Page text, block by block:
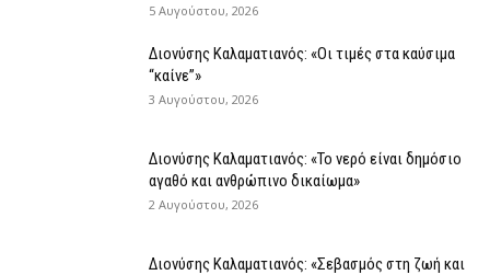
5 Αυγούστου, 2026
Διονύσης Καλαματιανός: «Οι τιμές στα καύσιμα
“καίνε”»
3 Αυγούστου, 2026
Διονύσης Καλαματιανός: «Το νερό είναι δημόσιο
αγαθό και ανθρώπινο δικαίωμα»
2 Αυγούστου, 2026
Διονύσης Καλαματιανός: «Σεβασμός στη ζωή και